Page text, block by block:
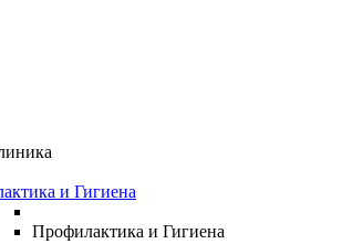
и Гигиена
Профилактика и Гигиена